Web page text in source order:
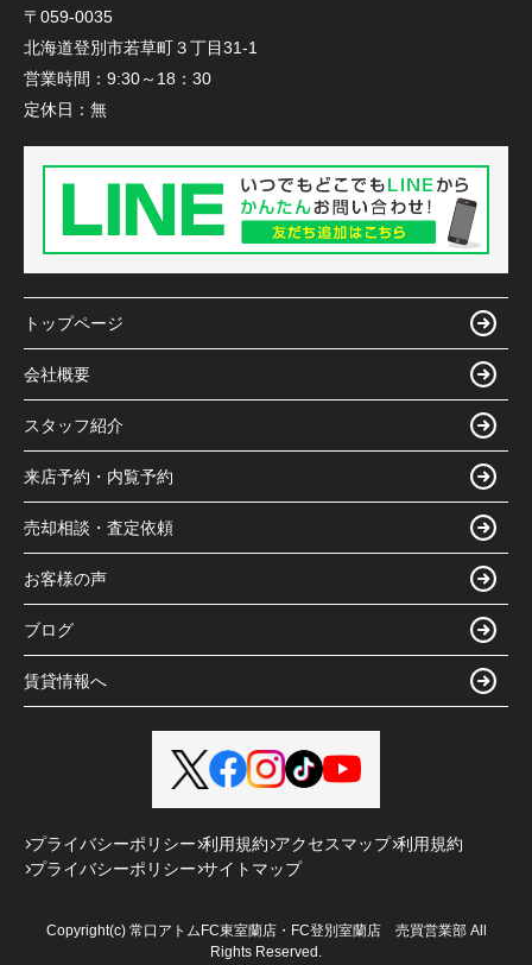
〒059-0035
北海道登別市若草町３丁目31-1
営業時間： 9:30～18：30
定休日： 無
トップページ
会社概要
スタッフ紹介
来店予約・内覧予約
売却相談・査定依頼
お客様の声
ブログ
賃貸情報へ
プライバシーポリシー 利用規約 アクセスマップ 利用規約
プライバシーポリシー サイトマップ
Copyright(c) 常口アトムFC東室蘭店・FC登別室蘭店 売買営業部 All
Rights Reserved.